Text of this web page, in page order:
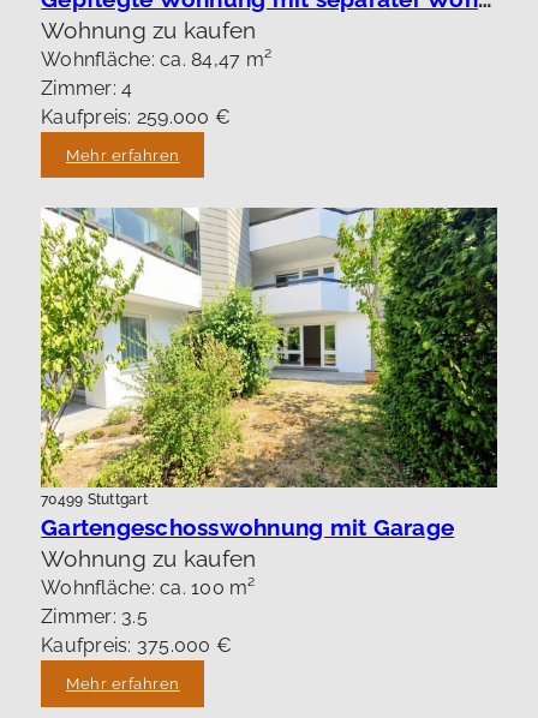
Wohnung zu kaufen
Wohnfläche: ca. 84,47 m²
Zimmer: 4
Kaufpreis: 259.000 €
Mehr erfahren
70499 Stuttgart
Gartengeschosswohnung mit Garage
Wohnung zu kaufen
Wohnfläche: ca. 100 m²
Zimmer: 3.5
Kaufpreis: 375.000 €
Mehr erfahren